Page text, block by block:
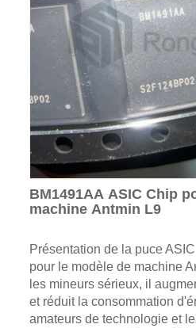
BM1491AA ASIC Chip
machine Antmin L9
Présentation de la puce
pour le modèle de machine
les mineurs sérieux, il
et réduit la consommation
amateurs de technologie et